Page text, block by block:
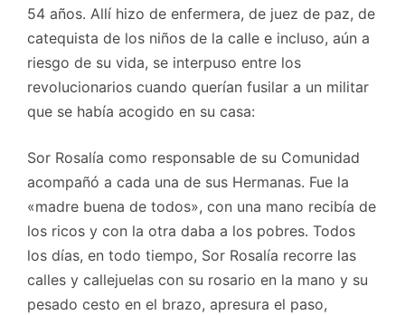
54 años. Allí hizo de enfermera, de juez de paz, de
catequista de los niños de la calle e incluso, aún a
riesgo de su vida, se interpuso entre los
revolucionarios cuando querían fusilar a un militar
que se había acogido en su casa:
Sor Rosalía como responsable de su Comunidad
acompañó a cada una de sus Hermanas. Fue la
«madre buena de todos», con una mano recibía de
los ricos y con la otra daba a los pobres. Todos
los días, en todo tiempo, Sor Rosalía recorre las
calles y callejuelas con su rosario en la mano y su
pesado cesto en el brazo, apresura el paso,